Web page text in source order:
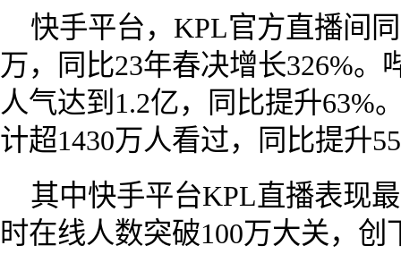
快手平台，KPL官方直播间
万，同比23年春决增长326%。
人气达到1.2亿，同比提升63%
计超1430万人看过，同比提升
其中快手平台KPL直播表现
时在线人数突破100万大关，